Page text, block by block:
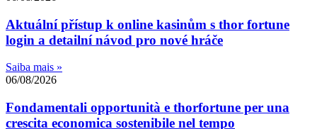
Aktuální přístup k online kasinům s thor fortune
login a detailní návod pro nové hráče
Saiba mais »
06/08/2026
Fondamentali opportunità e thorfortune per una
crescita economica sostenibile nel tempo